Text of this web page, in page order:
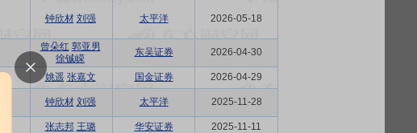
钟欣材 刘强 太平洋 2026-05-18
曾朵红 郭亚男
徐铖嵘
东吴证券 2026-04-30
姚遥 张嘉文 国金证券 2026-04-29
钟欣材 刘强 太平洋 2025-11-28
张志邦 王璐 华安证券 2025-11-11